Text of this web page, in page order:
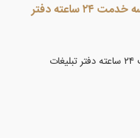
گزارش تصویری ۳ /میزبانی کریمانه در سایه خورشید قم؛ حماسه خدمت ۲۴ ساعته دفتر
گزارش تصویری ۳ /میزبانی کریمانه در سایه خورشید قم؛ حماسه خدمت ۲۴ ساعته دفتر تبلیغات